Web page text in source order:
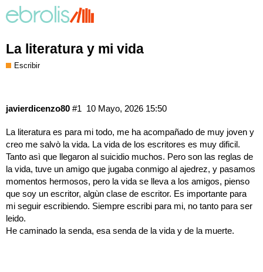
La literatura y mi vida
Escribir
javierdicenzo80 10 Mayo, 2026 15:50
#1
La literatura es para mi todo, me ha acompañado de muy joven y
creo me salvò la vida. La vida de los escritores es muy dificil.
Tanto asì que llegaron al suicidio muchos. Pero son las reglas de
la vida, tuve un amigo que jugaba conmigo al ajedrez, y pasamos
momentos hermosos, pero la vida se lleva a los amigos, pienso
que soy un escritor, algùn clase de escritor. Es importante para
mi seguir escribiendo. Siempre escribi para mi, no tanto para ser
leido.
He caminado la senda, esa senda de la vida y de la muerte.